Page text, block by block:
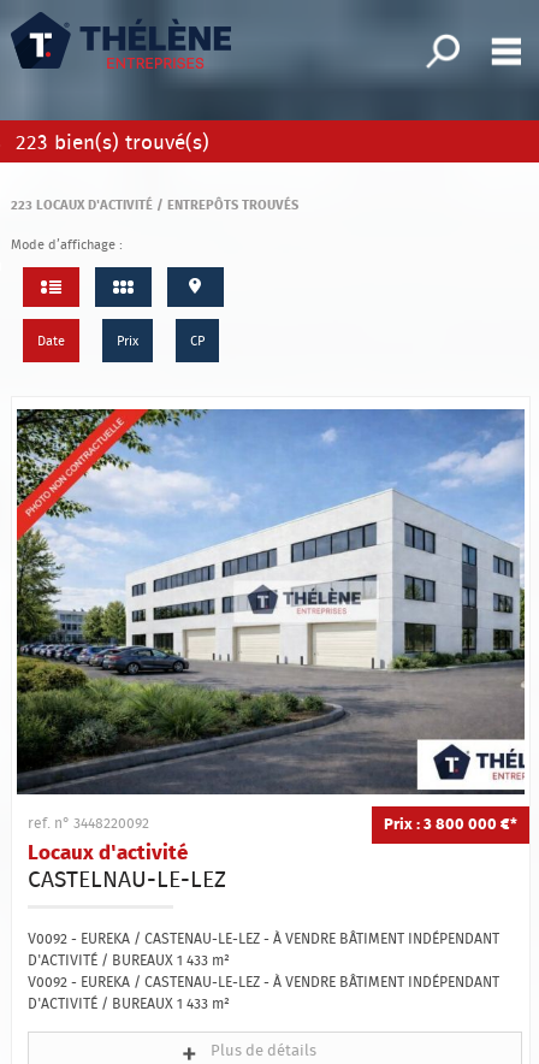
Affiner la
Bureaux
d'activité/Entrepôts
Terrains
Mes sélections 0
Accueil
Nos offres
Qui sommes-nous ?
Estimation
Contact
223 bien(s) trouvé(s)
223 LOCAUX D'ACTIVITÉ / ENTREPÔTS TROUVÉS
Mode d’affichage :
Date Prix CP
Prix : 3 800 000 €*
ref. n° 3448220092
Locaux d'activité
CASTELNAU-LE-LEZ
V0092 - EUREKA / CASTENAU-LE-LEZ - À VENDRE BÂTIMENT INDÉPENDANT
D'ACTIVITÉ / BUREAUX 1 433 m²
V0092 - EUREKA / CASTENAU-LE-LEZ - À VENDRE BÂTIMENT INDÉPENDANT
D'ACTIVITÉ / BUREAUX 1 433 m²
Plus de détails